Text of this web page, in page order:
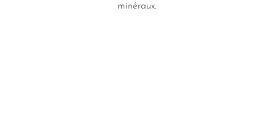
minéraux.